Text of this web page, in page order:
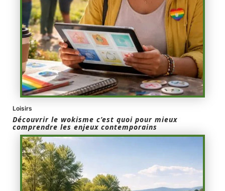
Loisirs
Découvrir le wokisme c’est quoi pour mieux
comprendre les enjeux contemporains